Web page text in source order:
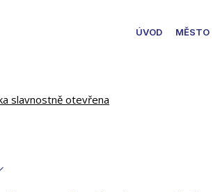
ÚVOD MĚSTO
slavnostně otevřena